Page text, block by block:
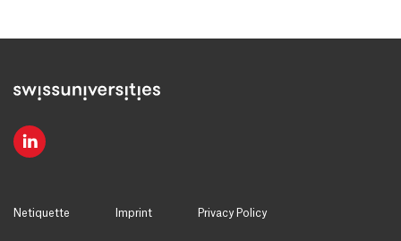
Netiquette Imprint Privacy Policy